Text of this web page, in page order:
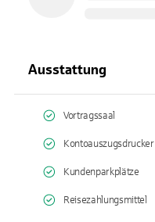
Ausstattung
Vortragssaal
Kontoauszugsdrucker
Kundenparkplätze
Reisezahlungsmittel